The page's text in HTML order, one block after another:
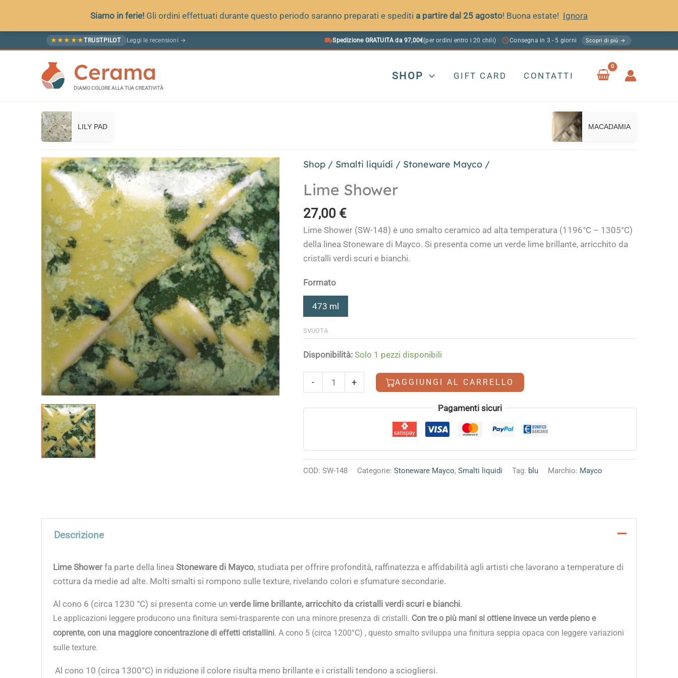
Siamo in ferie! Gli ordini effettuati durante questo periodo saranno preparati e spediti a partire dal 25 agosto! Buona estate! Ignora
al
★ ★ ★ ★ ★TRUSTPILOT Leggi le recensioni → Spedizione GRATUITA da 97,00€(per ordini entro i 20 chili) · Consegna in 3 - 5 giorni Scopri di più →
Cerama
DIAMO COLORE ALLA TUA CREATIVITÀ
SHOP GIFT CARD CONTATTI
LILY PAD MACADAMIA
Shop / Smalti liquidi / Stoneware Mayco /
Lime Shower
27,00 €
Lime Shower (SW-148) è uno smalto ceramico ad alta temperatura (1196°C – 1305°C)
della linea Stoneware di Mayco. Si presenta come un verde lime brillante, arricchito da
cristalli verdi scuri e bianchi.
Formato
473 ml
SVUOTA
Disponibilità: Solo 1 pezzi disponibili
-
Shower
quantità
+ AGGIUNGI AL CARRELLO
Alternative: Pagamenti sicuri
COD:SW-148 Categorie:Stoneware Mayco,Smalti liquidi Tag: blu Marchio: Mayco
Descrizione
Lime Showerfa parte della lineaStoneware di Mayco, studiata per offrire profondità, raffinatezza e affidabilità agli artisti che lavorano a temperature di
cottura da medie ad alte. Molti smalti si rompono sulle texture, rivelando colori e sfumature secondarie.
Al cono 6 (circa 1230 °C) si presenta come un verde lime brillante, arricchito da cristalli verdi scuri e bianchi.
Le applicazioni leggere producono una finitura semi-trasparente con una minore presenza di cristalli. Con tre o più mani si ottiene invece un verde pieno e
coprente, con una maggiore concentrazione di effetti cristallini. A cono 5 (circa 1200°C) , questo smalto sviluppa una finitura seppia opaca con leggere variazioni
sulle texture.
Al cono 10 (circa 1300°C) in riduzione il colore risulta meno brillante e i cristalli tendono a sciogliersi.